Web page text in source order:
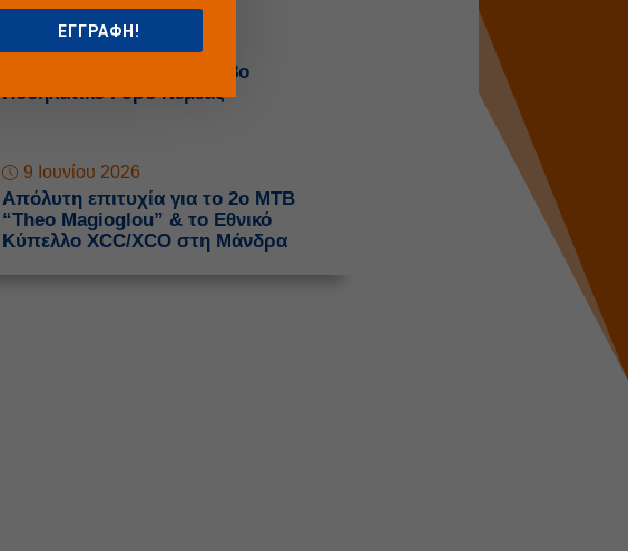
Δυνατή παρουσία στον 18ο
Ποδηλατικό Γύρο Νεμέας
9 Ιουνίου 2026
Απόλυτη επιτυχία για το 2o MTB
“Theo Magioglou” & το Εθνικό
Κύπελλο XCC/XCO στη Μάνδρα
ΕΓΓΡΑΦΗ!